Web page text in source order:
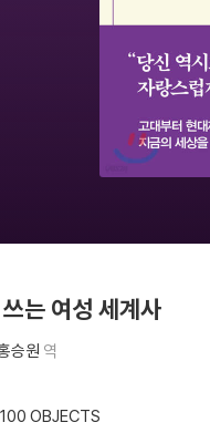
는 여성 세계사
승원 역
OBJECTS